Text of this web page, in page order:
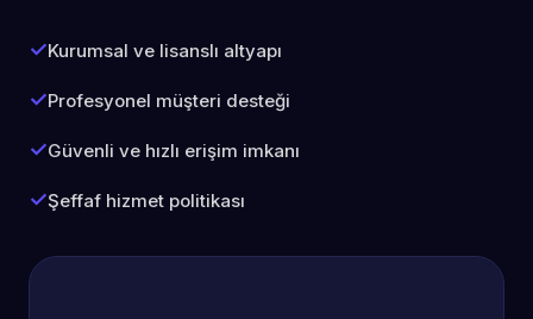
Kurumsal ve lisanslı altyapı
Profesyonel müşteri desteği
Güvenli ve hızlı erişim imkanı
Şeffaf hizmet politikası